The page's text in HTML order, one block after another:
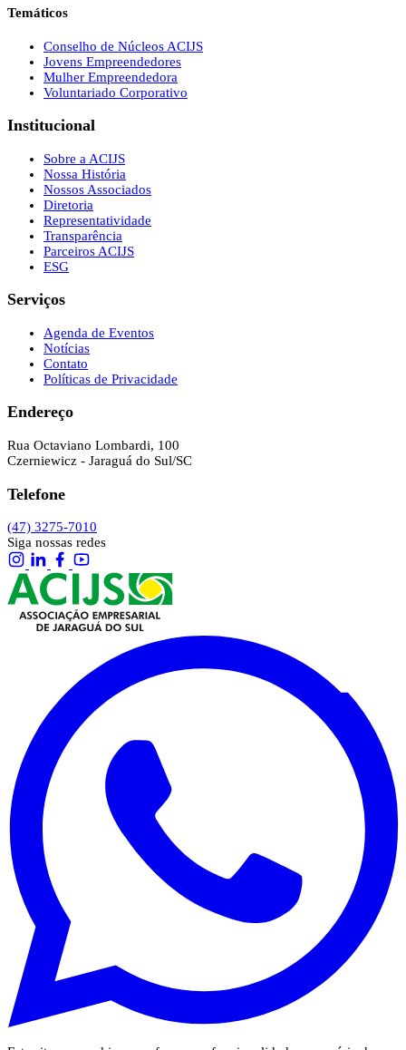
Temáticos
Conselho de Núcleos ACIJS
Jovens Empreendedores
Mulher Empreendedora
Voluntariado Corporativo
Institucional
Sobre a ACIJS
Nossa História
Nossos Associados
Diretoria
Representatividade
Transparência
Parceiros ACIJS
ESG
Serviços
Agenda de Eventos
Notícias
Contato
Políticas de Privacidade
Endereço
Rua Octaviano Lombardi, 100
Czerniewicz - Jaraguá do Sul/SC
Telefone
(47) 3275-7010
Siga nossas redes